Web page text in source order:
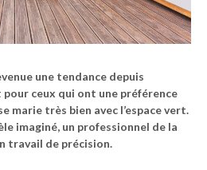
une tendance depuis
ceux qui ont une préférence
marie très bien avec l’espace vert.
imaginé, un professionnel de la
travail de précision.